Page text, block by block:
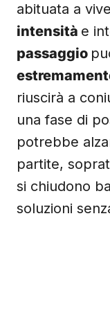
abituata a
intensità e
passaggio
riuscirà a
una fase di
potrebbe
partite,
si chiudono
soluzioni